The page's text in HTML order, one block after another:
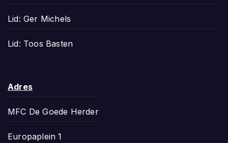
Lid: Ger Michels
Lid: Toos Basten
Adres
MFC De Goede Herder
Europaplein 1